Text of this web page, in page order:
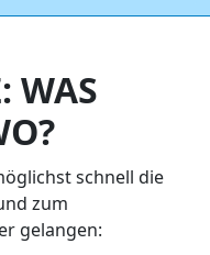
WAS
schnell die
zum
gelangen: